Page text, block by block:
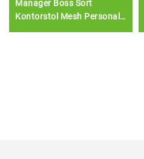
Manager Boss Sort
Kontorstol Mesh Personale
Opgave Ergonomisk